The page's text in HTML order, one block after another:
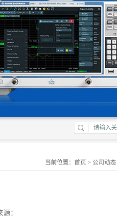
当前位置： 首页 > 公司动态
源：